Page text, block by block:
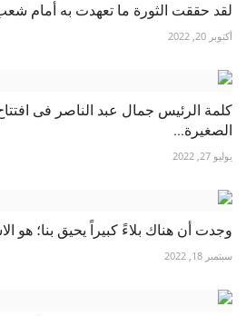
لقد حققت الثورة ما تعهدت به أمام
أكتوبر 20, 2022
كلمة الرئيس جمال عبد الناصر فى
الصغيرة...
يوليو 27, 2022
وجدت أن هناك بلاءً كبيراً يحيق بنا؛ هو
سبتمبر 18, 2022